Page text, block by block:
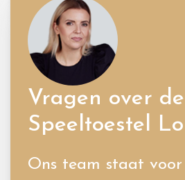
Vragen over de
Speeltoestel
Ons team staat